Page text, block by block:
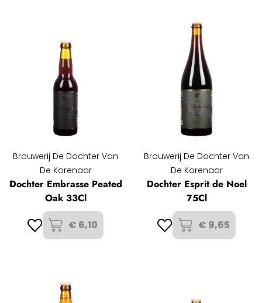
Brouwerij De Dochter Van
De Korenaar
Dochter Embrasse Peated
Oak 33Cl
€ 6,10
Brouwerij De Dochter Van
De Korenaar
Dochter Esprit de Noel
75Cl
€ 9,65